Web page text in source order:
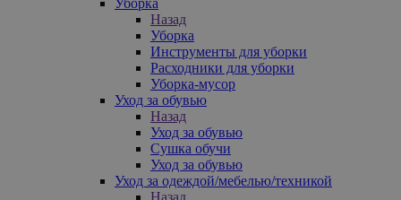
Назад
Уборка
Инструменты для уборки
Расходники для уборки
Уборка-мусор
Уход за обувью
Назад
Уход за обувью
Сушка обучи
Уход за обувью
Уход за одеждой/мебелью/техникой
Назад